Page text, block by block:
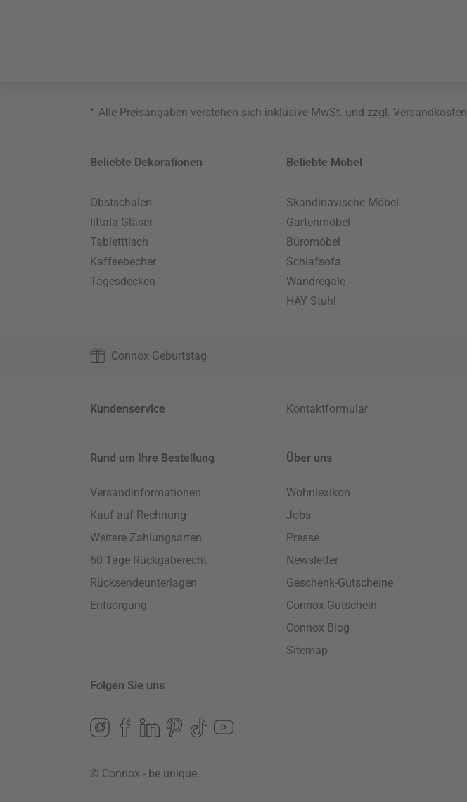
* Alle Preisangaben verstehen sich inklusive MwSt. und zzgl.Versandkosten
Beliebte Dekorationen
Obstschalen
Iittala Gläser
Tabletttisch
Kaffeebecher
Tagesdecken
Beliebte Möbel
Skandinavische Möbel
Gartenmöbel
Büromöbel
Schlafsofa
Wandregale
HAY Stuhl
Connox Geburtstag
Kundenservice Kontaktformular
Rund um Ihre Bestellung
Versandinformationen
Kauf auf Rechnung
Weitere Zahlungsarten
60 Tage Rückgaberecht
Rücksendeunterlagen
Entsorgung
Über uns
Wohnlexikon
Jobs
Presse
Newsletter
Geschenk-Gutscheine
Connox Gutschein
Connox Blog
Sitemap
Folgen Sie uns
© Connox - be unique.